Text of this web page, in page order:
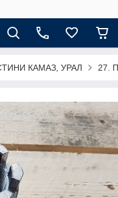
КАМАЗ, УРАЛ 27.